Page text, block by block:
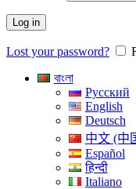
Log in
Lost your password?
বাংলা
Русский
English
Deutsch
中文 (中
Español
हिन्दी
Italiano